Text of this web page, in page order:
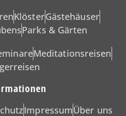
KlösterGästehäuser
Parks & Gärten
Meditationsreisen
ImpressumÜber uns